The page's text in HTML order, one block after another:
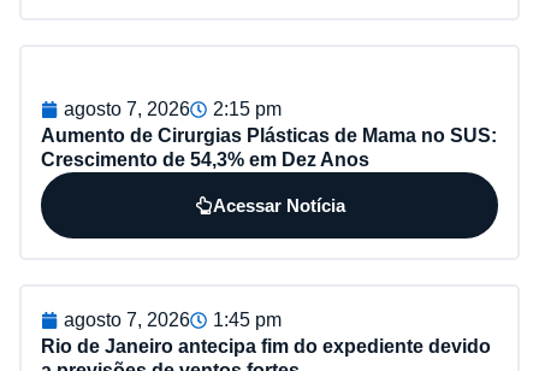
agosto 7, 2026
2:15 pm
Aumento de Cirurgias Plásticas de Mama no SUS:
Crescimento de 54,3% em Dez Anos
Acessar Notícia
agosto 7, 2026
1:45 pm
Rio de Janeiro antecipa fim do expediente devido